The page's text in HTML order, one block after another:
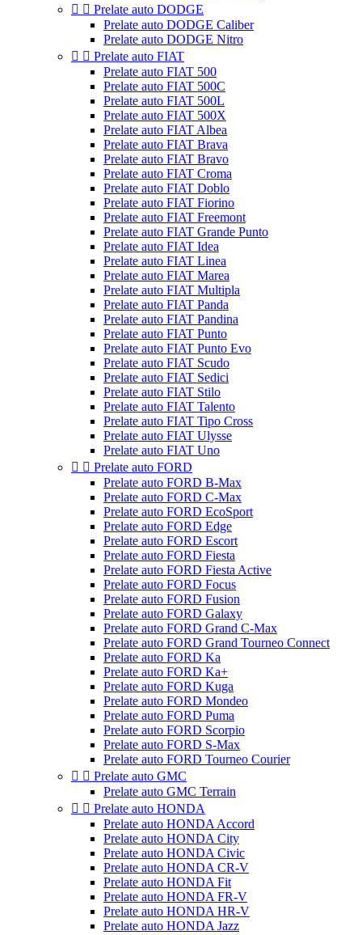
  Prelate auto DODGE
Prelate auto DODGE Caliber
Prelate auto DODGE Nitro
  Prelate auto FIAT
Prelate auto FIAT 500
Prelate auto FIAT 500C
Prelate auto FIAT 500L
Prelate auto FIAT 500X
Prelate auto FIAT Albea
Prelate auto FIAT Brava
Prelate auto FIAT Bravo
Prelate auto FIAT Croma
Prelate auto FIAT Doblo
Prelate auto FIAT Fiorino
Prelate auto FIAT Freemont
Prelate auto FIAT Grande Punto
Prelate auto FIAT Idea
Prelate auto FIAT Linea
Prelate auto FIAT Marea
Prelate auto FIAT Multipla
Prelate auto FIAT Panda
Prelate auto FIAT Pandina
Prelate auto FIAT Punto
Prelate auto FIAT Punto Evo
Prelate auto FIAT Scudo
Prelate auto FIAT Sedici
Prelate auto FIAT Stilo
Prelate auto FIAT Talento
Prelate auto FIAT Tipo Cross
Prelate auto FIAT Ulysse
Prelate auto FIAT Uno
  Prelate auto FORD
Prelate auto FORD B-Max
Prelate auto FORD C-Max
Prelate auto FORD EcoSport
Prelate auto FORD Edge
Prelate auto FORD Escort
Prelate auto FORD Fiesta
Prelate auto FORD Fiesta Active
Prelate auto FORD Focus
Prelate auto FORD Fusion
Prelate auto FORD Galaxy
Prelate auto FORD Grand C-Max
Prelate auto FORD Grand Tourneo Connect
Prelate auto FORD Ka
Prelate auto FORD Ka+
Prelate auto FORD Kuga
Prelate auto FORD Mondeo
Prelate auto FORD Puma
Prelate auto FORD Scorpio
Prelate auto FORD S-Max
Prelate auto FORD Tourneo Courier
  Prelate auto GMC
Prelate auto GMC Terrain
  Prelate auto HONDA
Prelate auto HONDA Accord
Prelate auto HONDA City
Prelate auto HONDA Civic
Prelate auto HONDA CR-V
Prelate auto HONDA Fit
Prelate auto HONDA FR-V
Prelate auto HONDA HR-V
Prelate auto HONDA Jazz